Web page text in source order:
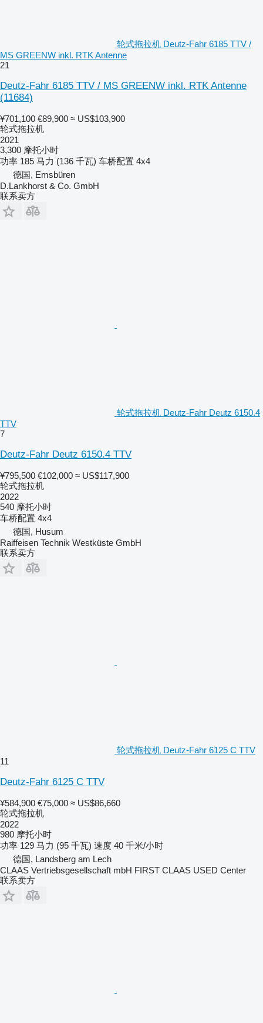
轮式拖拉机 Deutz-Fahr 6185 TTV /
MS GREENW inkl. RTK Antenne
21
Deutz-Fahr 6185 TTV / MS GREENW inkl. RTK Antenne
(11684)
¥701,100 €89,900 ≈ US$103,900
轮式拖拉机
2021
3,300 摩托小时
功率 185 马力 (136 千瓦) 车桥配置 4x4
德国, Emsbüren
D.Lankhorst & Co. GmbH
联系卖方
轮式拖拉机 Deutz-Fahr Deutz 6150.4
TTV
7
Deutz-Fahr Deutz 6150.4 TTV
¥795,500 €102,000 ≈ US$117,900
轮式拖拉机
2022
540 摩托小时
车桥配置 4x4
德国, Husum
Raiffeisen Technik Westküste GmbH
联系卖方
轮式拖拉机 Deutz-Fahr 6125 C TTV
11
Deutz-Fahr 6125 C TTV
¥584,900 €75,000 ≈ US$86,660
轮式拖拉机
2022
980 摩托小时
功率 129 马力 (95 千瓦) 速度 40 千米/小时
德国, Landsberg am Lech
CLAAS Vertriebsgesellschaft mbH FIRST CLAAS USED Center
联系卖方